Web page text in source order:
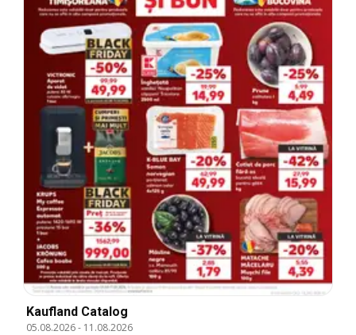
Kaufland Catalog
05.08.2026- 11.08.2026